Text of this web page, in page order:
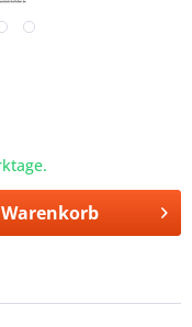
Warenkorb